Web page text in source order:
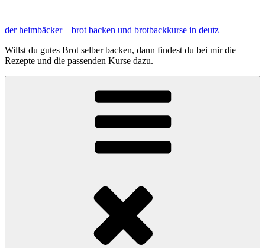
springen
der heimbäcker – brot backen und brotbackkurse in deutz
Willst du gutes Brot selber backen, dann findest du bei mir die
Rezepte und die passenden Kurse dazu.